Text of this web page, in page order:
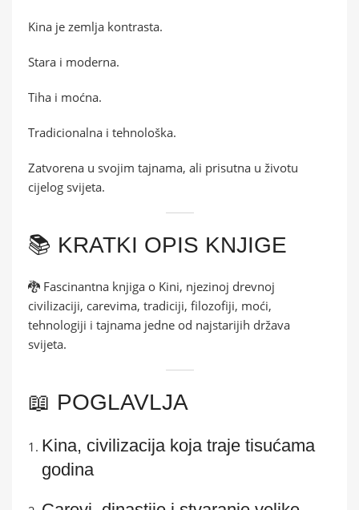
Kina je zemlja kontrasta.
Stara i moderna.
Tiha i moćna.
Tradicionalna i tehnološka.
Zatvorena u svojim tajnama, ali prisutna u životu
cijelog svijeta.
📚 KRATKI OPIS KNJIGE
🐉 Fascinantna knjiga o Kini, njezinoj drevnoj
civilizaciji, carevima, tradiciji, filozofiji, moći,
tehnologiji i tajnama jedne od najstarijih država
svijeta.
📖 POGLAVLJA
Kina, civilizacija koja traje tisućama
godina